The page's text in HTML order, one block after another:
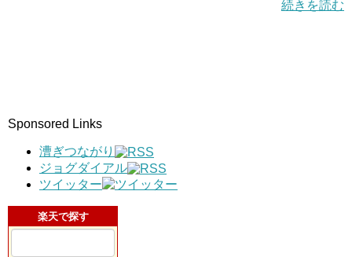
続きを読む
Sponsored Links
漕ぎつながり
ジョグダイアル
ツイッター
楽天で探す